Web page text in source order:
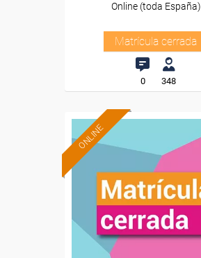
Online (toda España)
Matrícula cerrada
0 348
ONLINE